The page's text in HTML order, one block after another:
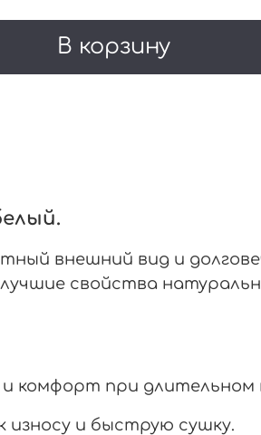
В корзину
внешний вид и
свойства
комфорт при длительном
и быструю сушку.